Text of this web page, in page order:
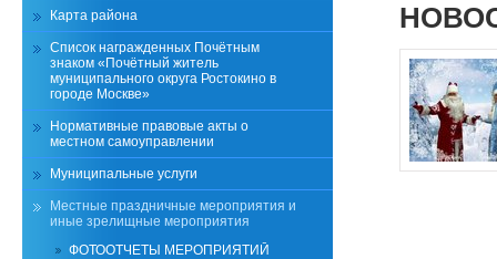
Карта района
Список награжденных Почётным
знаком «Почётный житель
муниципального округа Ростокино в
городе Москве»
Нормативные правовые акты о
местном самоуправлении
Муниципальные услуги
Местные праздничные мероприятия и
иные зрелищные мероприятия
ФОТООТЧЕТЫ МЕРОПРИЯТИЙ